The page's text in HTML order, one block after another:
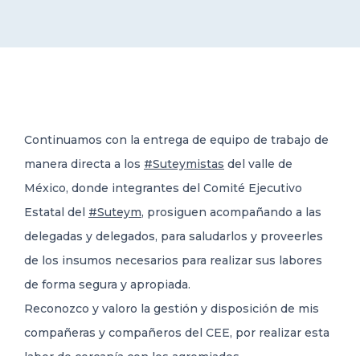
TRANSPARENCIA
Continuamos con la entrega de equipo de trabajo de
manera directa a los #Suteymistas del valle de
México, donde integrantes del Comité Ejecutivo
Estatal del #Suteym, prosiguen acompañando a las
delegadas y delegados, para saludarlos y proveerles
de los insumos necesarios para realizar sus labores
de forma segura y apropiada.
Reconozco y valoro la gestión y disposición de mis
compañeras y compañeros del CEE, por realizar esta